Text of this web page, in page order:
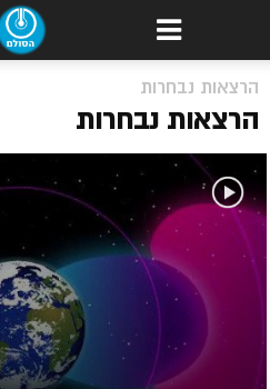
הרצאות נבחרות
הרצאות נבחרות